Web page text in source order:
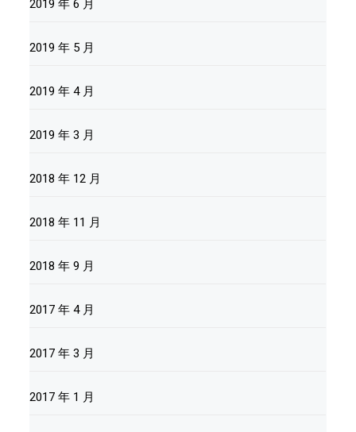
2019 年 6 月
2019 年 5 月
2019 年 4 月
2019 年 3 月
2018 年 12 月
2018 年 11 月
2018 年 9 月
2017 年 4 月
2017 年 3 月
2017 年 1 月